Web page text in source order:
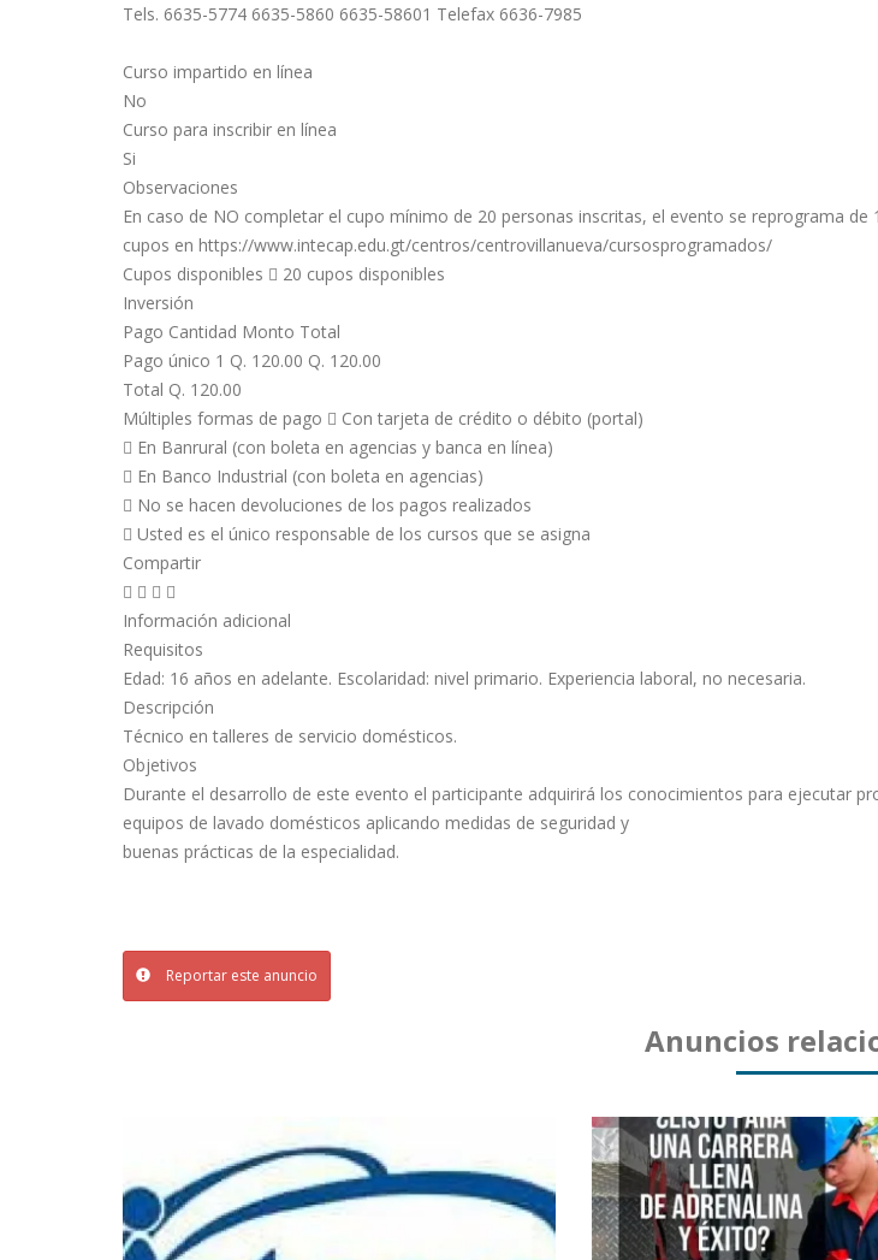
Tels. 6635-5774 6635-5860 6635-58601 Telefax 6636-7985
Curso impartido en línea
No
Curso para inscribir en línea
Si
Observaciones
En caso de NO completar el cupo mínimo de 20 personas inscritas, el evento se reprograma de
cupos en https://www.intecap.edu.gt/centros/centrovillanueva/cursosprogramados/
Cupos disponibles  20 cupos disponibles
Inversión
Pago Cantidad Monto Total
Pago único 1 Q. 120.00 Q. 120.00
Total Q. 120.00
Múltiples formas de pago  Con tarjeta de crédito o débito (portal)
 En Banrural (con boleta en agencias y banca en línea)
 En Banco Industrial (con boleta en agencias)
 No se hacen devoluciones de los pagos realizados
 Usted es el único responsable de los cursos que se asigna
Compartir
   
Información adicional
Requisitos
Edad: 16 años en adelante. Escolaridad: nivel primario. Experiencia laboral, no necesaria.
Descripción
Técnico en talleres de servicio domésticos.
Objetivos
Durante el desarrollo de este evento el participante adquirirá los conocimientos para ejecutar
equipos de lavado domésticos aplicando medidas de seguridad y
buenas prácticas de la especialidad.
Reportar este anuncio
Anuncios